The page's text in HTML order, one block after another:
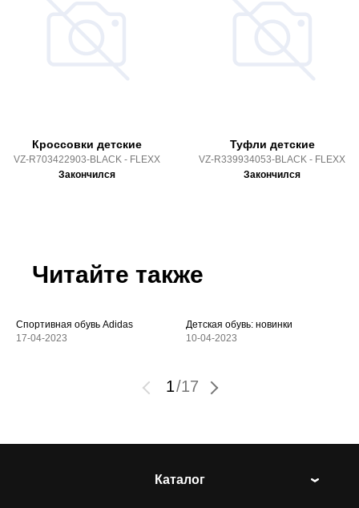
Кроссовки детские
VZ-R703422903-BLACK - FLEXX
Закончился
Туфли детские
VZ-R339934053-BLACK - FLEXX
Закончился
Читайте также
Спортивная обувь Adidas
17-04-2023
Детская обувь: новинки
10-04-2023
1/17
Каталог